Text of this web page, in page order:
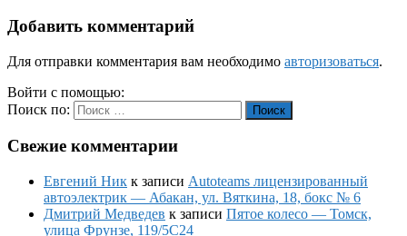
Добавить комментарий
Для отправки комментария вам необходимо авторизоваться.
Войти с помощью:
Поиск по:
Поиск
Свежие комментарии
Евгений Ник к записи Autoteams лицензированный
автоэлектрик — Абакан, ул. Вяткина, 18, бокс № 6
Дмитрий Медведев к записи Пятое колесо — Томск,
улица Фрунзе, 119/5С24